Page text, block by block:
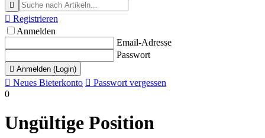

 Registrieren
Anmelden
Email-Adresse
Passwort
 Anmelden (Login)
 Neues Bieterkonto  Passwort vergessen
0
Ungültige Position